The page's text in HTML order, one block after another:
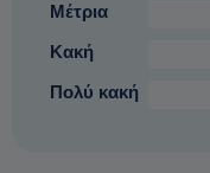
Μέτρια
Κακή
Πολύ κακή